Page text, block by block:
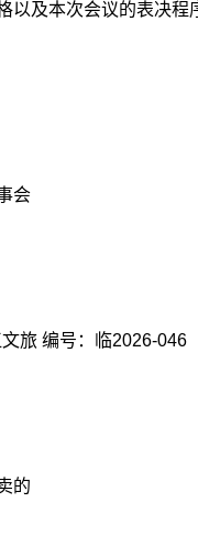
以及本次会议的表决程
会
证券代码：600706证券简称：曲江文旅 编号：临2026-046
的